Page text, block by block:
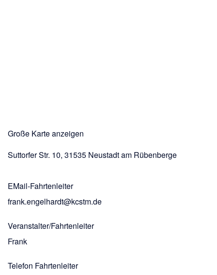
Große Karte anzeigen
Suttorfer Str. 10, 31535 Neustadt am Rübenberge
EMail-Fahrtenleiter
frank.engelhardt@kcstm.de
Veranstalter/Fahrtenleiter
Frank
Telefon Fahrtenleiter